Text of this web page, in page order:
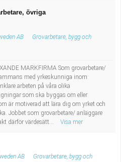
övriga
AB
Grovarbetare, bygg och
MARKFIRMA Som grovarbetare/
med yrkeskunniga inom
arbeten på våra olika
som ska byggas om eller
är motiverad att lära dig om yrket och
Jobbet som grovarbetare/ anläggare
därför värdesätt...
Visa mer
AB
Grovarbetare, bygg och